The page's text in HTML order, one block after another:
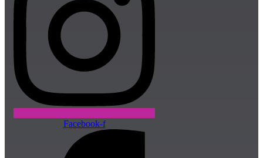
Facebook-f